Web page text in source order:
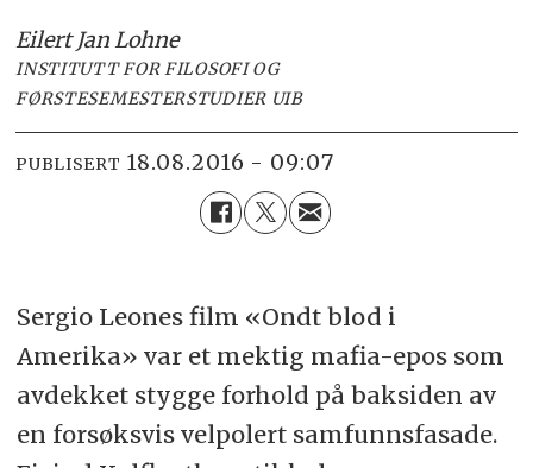
Eilert Jan Lohne
INSTITUTT FOR FILOSOFI OG
FØRSTESEMESTERSTUDIER UIB
PUBLISERT 18.08.2016 - 09:07
Sergio Leones film «Ondt blod i
Amerika» var et mektig mafia-epos som
avdekket stygge forhold på baksiden av
en forsøksvis velpolert samfunnsfasade.